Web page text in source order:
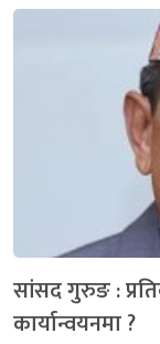
सांसद गुरुङ :
कार्यान्वयनमा ?